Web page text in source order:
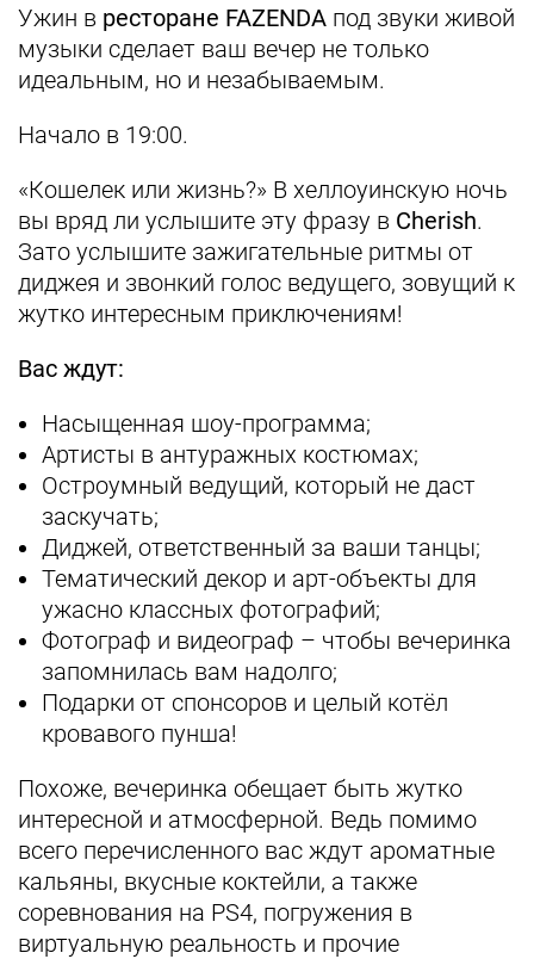
Ужин в ресторане FAZENDA под звуки живой
музыки сделает ваш вечер не только
идеальным, но и незабываемым.
Начало в 19:00.
«Кошелек или жизнь?» В хеллоуинскую ночь
вы вряд ли услышите эту фразу в Cherish.
Зато услышите зажигательные ритмы от
диджея и звонкий голос ведущего, зовущий к
жутко интересным приключениям!
Вас ждут:
Насыщенная шоу-программа;
Артисты в антуражных костюмах;
Остроумный ведущий, который не даст
заскучать;
Диджей, ответственный за ваши танцы;
Тематический декор и арт-объекты для
ужасно классных фотографий;
Фотограф и видеограф – чтобы вечеринка
запомнилась вам надолго;
Подарки от спонсоров и целый котёл
кровавого пунша!
Похоже, вечеринка обещает быть жутко
интересной и атмосферной. Ведь помимо
всего перечисленного вас ждут ароматные
кальяны, вкусные коктейли, а также
соревнования на PS4, погружения в
виртуальную реальность и прочие